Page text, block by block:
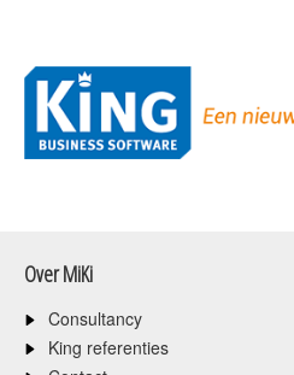
Over MiKi
Consultancy
King referenties